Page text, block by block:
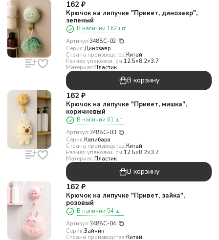
162 ₽
Крючок на липучке "Привет, динозавр",
зеленый
В наличии 162 шт.
Артикул:3488C-02
Серия:Динозавр
Страна производства:Китай
Размер упаковки, см:12.5×8.2×3.7
Материал:Пластик
В корзину
162 ₽
Крючок на липучке "Привет, мишка",
коричневый
В наличии 61 шт.
Артикул:3488C-03
Серия:Капибара
Страна производства:Китай
Размер упаковки, см:12.5×8.2×3.7
Материал:Пластик
В корзину
162 ₽
Крючок на липучке "Привет, зайка",
розовый
В наличии 54 шт.
Артикул:3488C-04
Серия:Зайчик
Страна производства:Китай